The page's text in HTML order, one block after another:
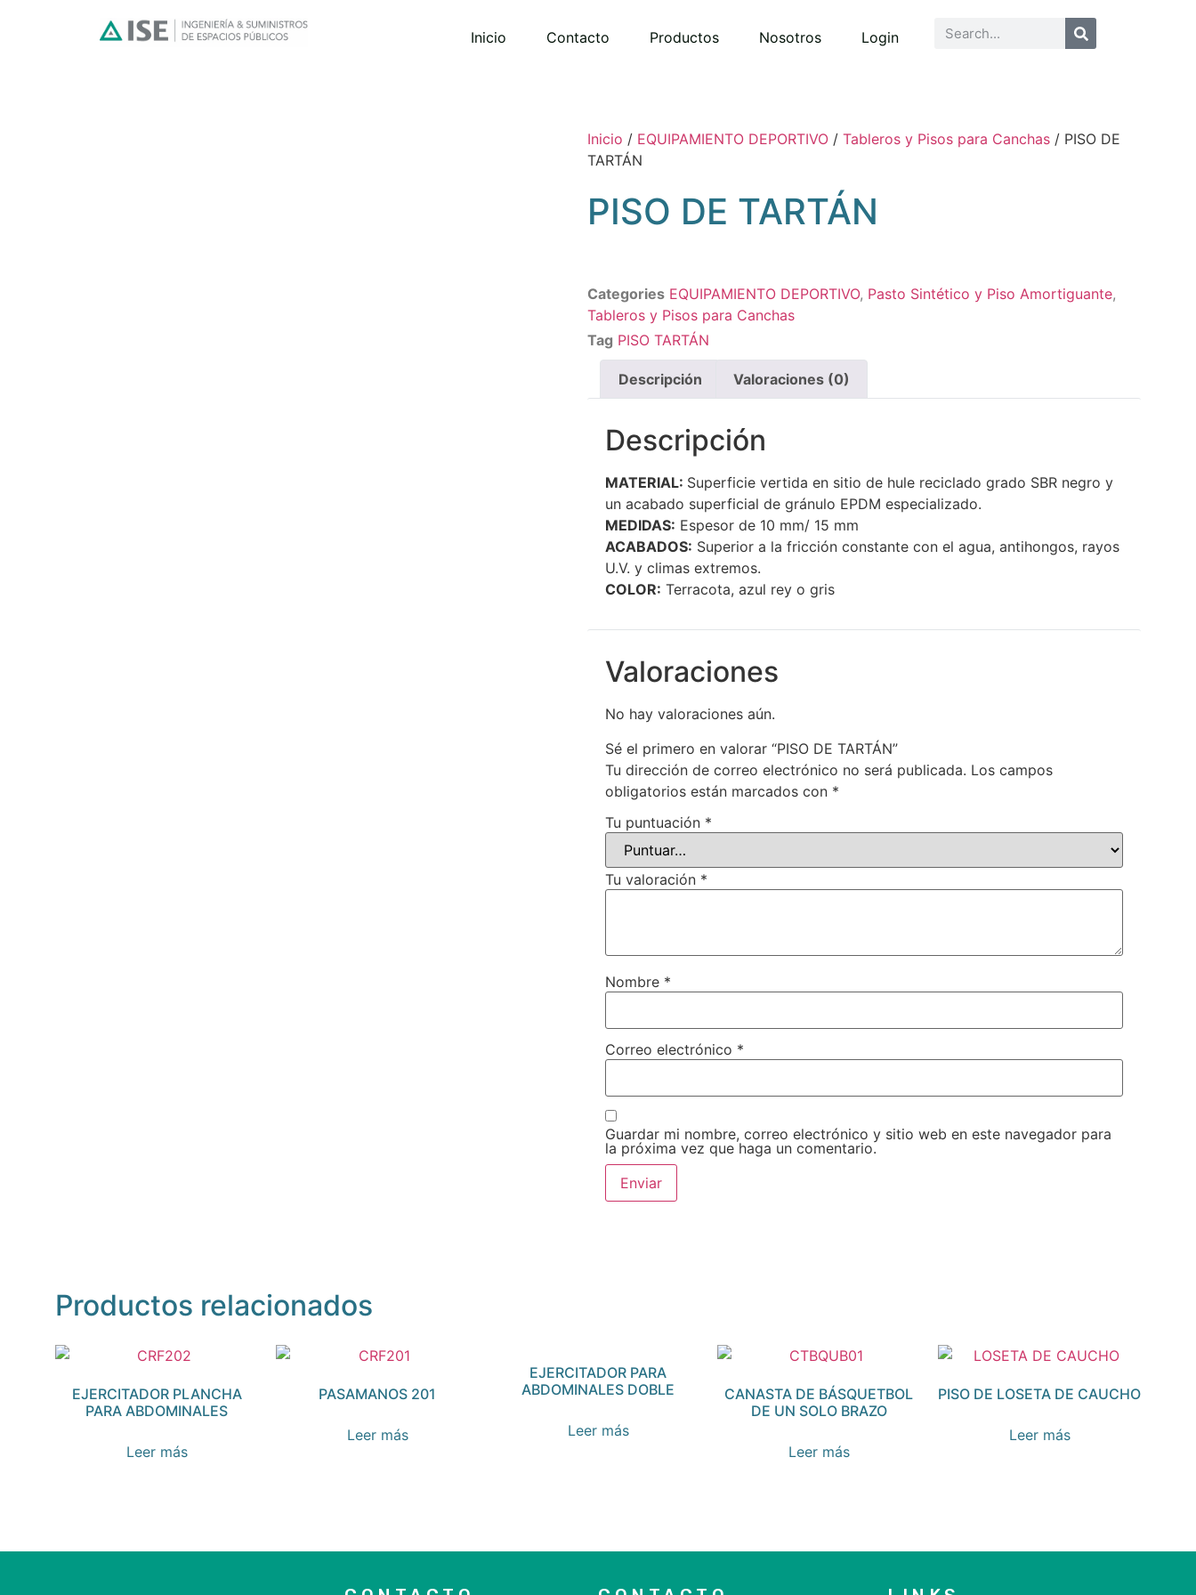
Inicio Contacto Productos Nosotros Login
Inicio / EQUIPAMIENTO DEPORTIVO /Tableros y Pisos para Canchas / PISO DE
TARTÁN
PISO DE TARTÁN
Categories EQUIPAMIENTO DEPORTIVO, Pasto Sintético y Piso Amortiguante,
Tableros y Pisos para Canchas
Tag PISO TARTÁN
Descripción Valoraciones (0)
Descripción
MATERIAL: Superficie vertida en sitio de hule reciclado grado SBR negro y
un acabado superficial de gránulo EPDM especializado.
MEDIDAS: Espesor de 10 mm/ 15 mm
ACABADOS: Superior a la fricción constante con el agua, antihongos, rayos
U.V. y climas extremos.
COLOR: Terracota, azul rey o gris
Valoraciones
No hay valoraciones aún.
Sé el primero en valorar “PISO DE TARTÁN”
Tu dirección de correo electrónico no será publicada. Los campos
obligatorios están marcados con *
Tu puntuación *
Tu valoración *
Nombre *
Correo electrónico *
Guardar mi nombre, correo electrónico y sitio web en este navegador para
la próxima vez que haga un comentario.
Productos relacionados
EJERCITADOR PLANCHA
PARA ABDOMINALES
Leer más
PASAMANOS 201
Leer más
EJERCITADOR PARA
ABDOMINALES DOBLE
Leer más
CANASTA DE BÁSQUETBOL
DE UN SOLO BRAZO
Leer más
PISO DE LOSETA DE CAUCHO
Leer más